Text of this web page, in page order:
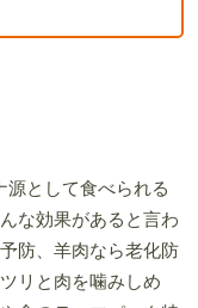
源として食べられる
な効果があると言わ
防、羊肉なら老化防
リと肉を噛みしめ